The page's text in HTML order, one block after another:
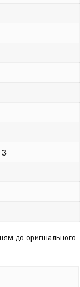
до оригінального